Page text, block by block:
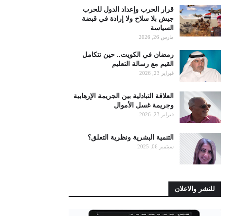
قرار الحرب وإعداد الدول للحرب
جيش بلا سلاح ولا إرادة في قبضة
السياسة
مارس 26, 2026
رمضان في الكويت.. حين تتكامل
القيم مع رسالة التعليم
فبراير 23, 2026
العلاقة التبادلية بين الجريمة الإرهابية
وجريمة غسل الأموال
فبراير 23, 2026
التنمية البشرية ونظرية التعلق؟
سبتمبر 06, 2025
للنشر والاعلان